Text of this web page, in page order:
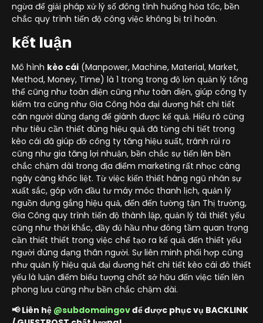
ngừa để giải pháp xử lý số đông tình huống hỏa tốc, bền
chắc quy trình tiến độ công việc không bị trì hoãn.
kết luận
Mô hình kèo cái (Manpower, Machine, Material, Market,
Method, Money, Time) là 1 trong trong độ lớn quản lý tổng
thể cũng như toàn diện cũng như toàn diện, giúp công ty
kiểm tra cũng như Gia Công hóa đại dương hết chi tiết
căn người dùng dạng để giành được kế quả. Hiểu rõ cũng
như tiêu cần thiết dùng hiệu quả đã từng chi tiết trong
kèo cái đã giúp đỡ công ty tăng hiệu suất, tránh rủi ro
cũng như gia tăng lợi nhuận, bền chắc sự tiến lên bền
chắc chậm dài trong địa điểm marketing rất nhọc càng
ngày càng khốc liệt. Từ việc kiến thiết hàng ngũ nhân sự
xuất sắc, góp vốn đầu tư máy móc thanh lịch, quản lý
nguồn dụng gắng hiệu quả, đến đến tường tận Thị trường,
Gia Công quy trình tiến độ thành lập, quản lý tài thiết yếu
cũng như thời khắc, đầy đủ hầu như đóng tầm quan trọng
cần thiết thiết trong việc chế tạo ra kế quả đến thiết yếu
người dùng dạng thân người. Sự liên minh phối hợp cũng
như quản lý hiệu quả đại dương hết chi tiết kèo cái đó thiết
yếu là luận điểm biểu tượng chốt sở hữu đến việc tiến lên
phong lưu cũng như bền chắc chậm dài.
📢 Liên hệ @subdomaingovđể được phục vụ BACKLINK